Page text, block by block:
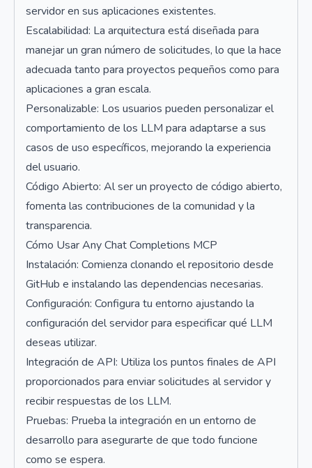
servidor en sus aplicaciones existentes.
Escalabilidad: La arquitectura está diseñada para
manejar un gran número de solicitudes, lo que la hace
adecuada tanto para proyectos pequeños como para
aplicaciones a gran escala.
Personalizable: Los usuarios pueden personalizar el
comportamiento de los LLM para adaptarse a sus
casos de uso específicos, mejorando la experiencia
del usuario.
Código Abierto: Al ser un proyecto de código abierto,
fomenta las contribuciones de la comunidad y la
transparencia.
Cómo Usar Any Chat Completions MCP
Instalación: Comienza clonando el repositorio desde
GitHub e instalando las dependencias necesarias.
Configuración: Configura tu entorno ajustando la
configuración del servidor para especificar qué LLM
deseas utilizar.
Integración de API: Utiliza los puntos finales de API
proporcionados para enviar solicitudes al servidor y
recibir respuestas de los LLM.
Pruebas: Prueba la integración en un entorno de
desarrollo para asegurarte de que todo funcione
como se espera.